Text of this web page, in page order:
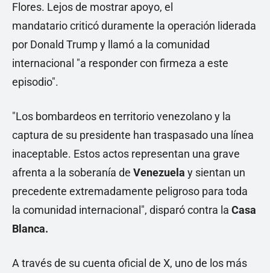
Flores. Lejos de mostrar apoyo, el
mandatario criticó duramente la operación liderada
por Donald Trump y llamó a la comunidad
internacional "a responder con firmeza a este
episodio".
"Los bombardeos en territorio venezolano y la
captura de su presidente han traspasado una línea
inaceptable. Estos actos representan una grave
afrenta a la soberanía de Venezuela y sientan un
precedente extremadamente peligroso para toda
la comunidad internacional", disparó contra la Casa
Blanca.
A través de su cuenta oficial de X, uno de los más